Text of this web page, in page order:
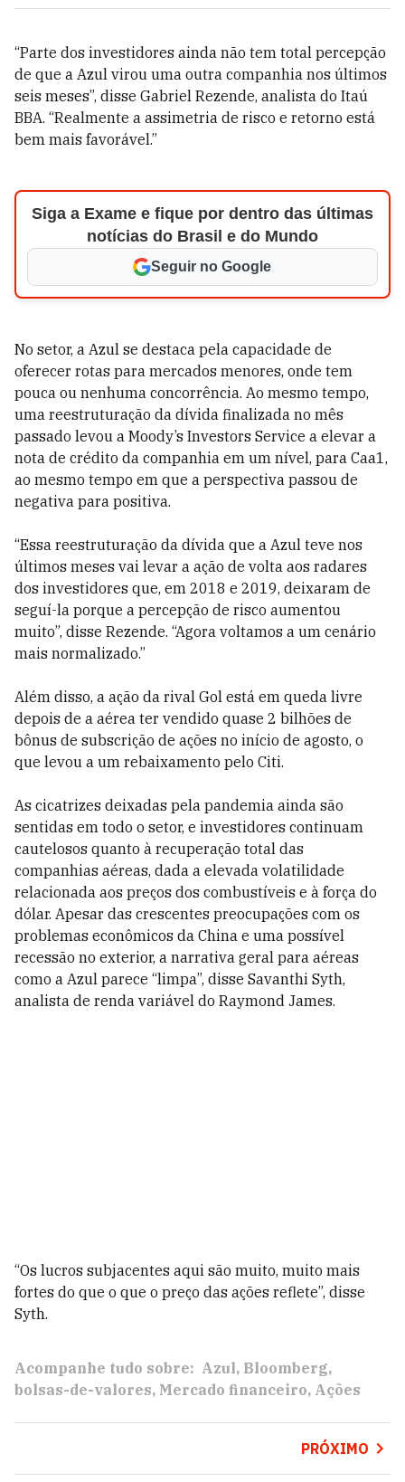
“Parte dos investidores ainda não tem total percepção
de que a Azul virou uma outra companhia nos últimos
seis meses”, disse Gabriel Rezende, analista do Itaú
BBA. “Realmente a assimetria de risco e retorno está
bem mais favorável.”
Siga a Exame e fique por dentro das últimas
notícias do Brasil e do Mundo
Seguir no Google
No setor, a Azul se destaca pela capacidade de
oferecer rotas para mercados menores, onde tem
pouca ou nenhuma concorrência. Ao mesmo tempo,
uma reestruturação da dívida finalizada no mês
passado levou a Moody’s Investors Service a elevar a
nota de crédito da companhia em um nível, para Caa1,
ao mesmo tempo em que a perspectiva passou de
negativa para positiva.
“Essa reestruturação da dívida que a Azul teve nos
últimos meses vai levar a ação de volta aos radares
dos investidores que, em 2018 e 2019, deixaram de
seguí-la porque a percepção de risco aumentou
muito”, disse Rezende. “Agora voltamos a um cenário
mais normalizado.”
Além disso, a ação da rival Gol está em queda livre
depois de a aérea ter vendido quase 2 bilhões de
bônus de subscrição de ações no início de agosto, o
que levou a um rebaixamento pelo Citi.
As cicatrizes deixadas pela pandemia ainda são
sentidas em todo o setor, e investidores continuam
cautelosos quanto à recuperação total das
companhias aéreas, dada a elevada volatilidade
relacionada aos preços dos combustíveis e à força do
dólar. Apesar das crescentes preocupações com os
problemas econômicos da China e uma possível
recessão no exterior, a narrativa geral para aéreas
como a Azul parece “limpa”, disse Savanthi Syth,
analista de renda variável do Raymond James.
“Os lucros subjacentes aqui são muito, muito mais
fortes do que o que o preço das ações reflete”, disse
Syth.
Acompanhe tudo sobre: Azul Bloomberg
bolsas-de-valores Mercado financeiro Ações
PRÓXIMO